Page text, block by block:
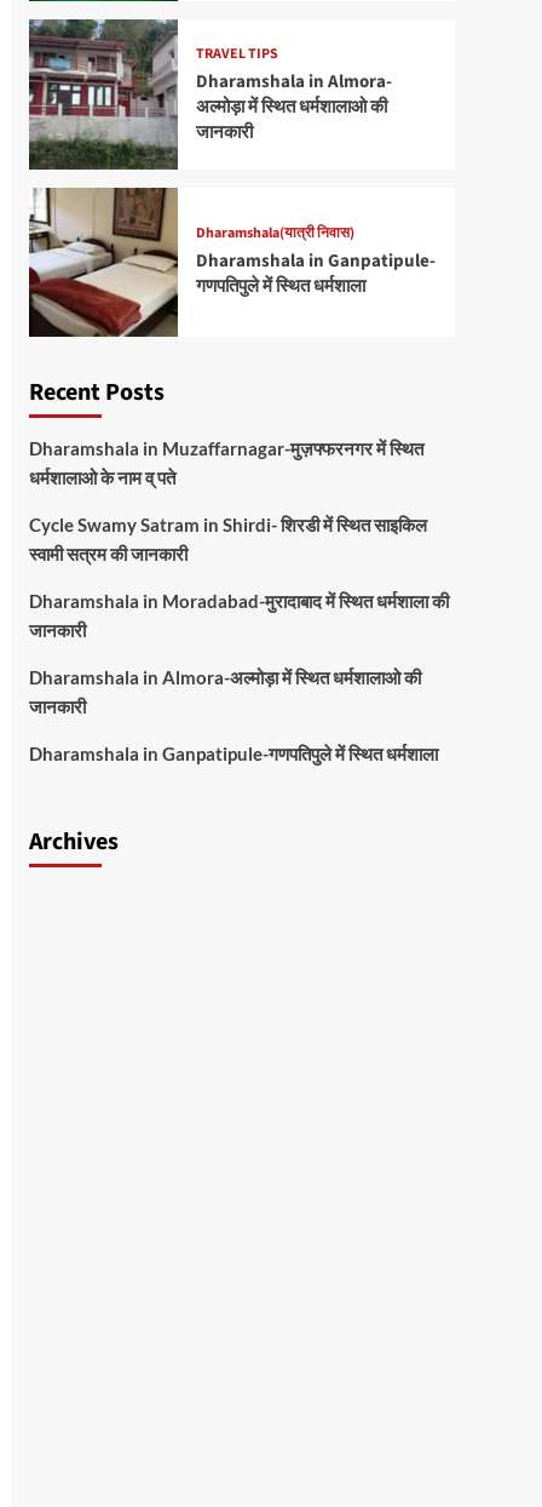
TRAVEL TIPS
Dharamshala in Almora-
अल्मोड़ा में स्थित धर्मशालाओ की
जानकारी
Dharamshala(यात्री निवास)
Dharamshala in Ganpatipule-
गणपतिपुले में स्थित धर्मशाला
Recent Posts
Dharamshala in Muzaffarnagar-मुज़फ्फरनगर में स्थित
धर्मशालाओ के नाम व् पते
Cycle Swamy Satram in Shirdi- शिरडी में स्थित साइकिल
स्वामी सत्रम की जानकारी
Dharamshala in Moradabad-मुरादाबाद में स्थित धर्मशाला की
जानकारी
Dharamshala in Almora-अल्मोड़ा में स्थित धर्मशालाओ की
जानकारी
Dharamshala in Ganpatipule-गणपतिपुले में स्थित धर्मशाला
Archives